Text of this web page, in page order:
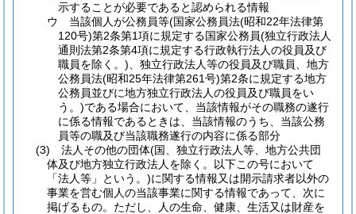
示することが必要であると認められる情報
ウ
当該個人が公務員等(国家公務員法(昭和22年法律第
120号)第2条第1項に規定する国家公務員(独立行政法人
通則法第2条第4項に規定する行政執行法人の役員及び
職員を除く。) 、独立行政法人等の役員及び職員、地方
公務員法(昭和25年法律第261号)第2条に規定する地方
公務員並びに地方独立行政法人の役員及び職員をい
う。)である場合において、当該情報がその職務の遂行
に係る情報であるときは、当該情報のうち、当該公務
員等の職及び当該職務遂行の内容に係る部分
(3)
法人その他の団体(国、独立行政法人等、地方公共団
体及び地方独立行政法人を除く。以下この号において
「法人等」という。)に関する情報又は開示請求者以外の
事業を営む個人の当該事業に関する情報であって、次に
掲げるもの。 ただし、人の生命、健康、生活又は財産を